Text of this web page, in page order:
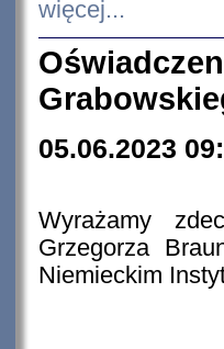
więcej...
05.06.2023
Wyrażamy
Grzegorza
Niemieckim